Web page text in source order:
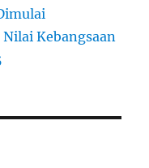
Kebangsaan